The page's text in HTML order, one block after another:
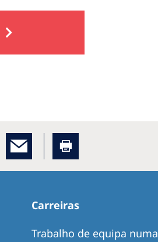
Carreiras
Trabalho de equipa numa